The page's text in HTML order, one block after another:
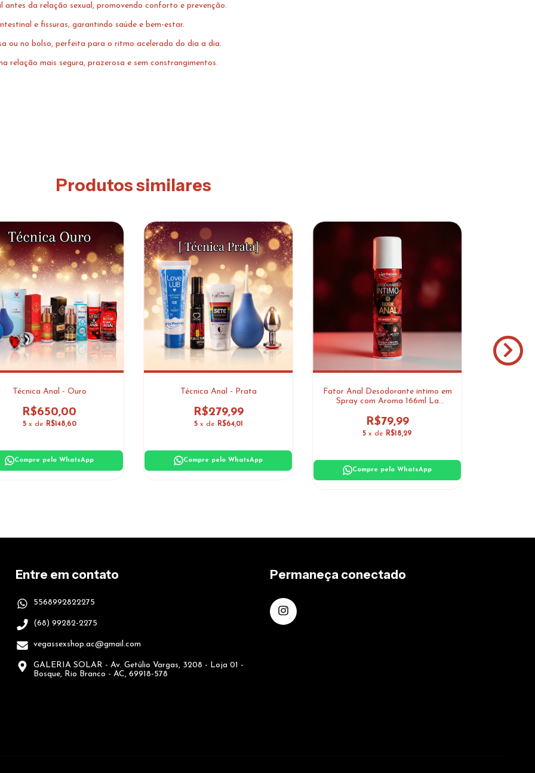
antes da relação sexual, promovendo conforto e prevenção.
e fissuras, garantindo saúde e bem-estar.
ou no bolso, perfeita para o ritmo acelerado do dia a dia.
relação mais segura, prazerosa e sem constrangimentos.
Produtos similares
Técnica Anal - Ouro
R$650,00
5 x de R$148,60
Compre pelo WhatsApp
Técnica Anal - Prata
R$279,99
5 x de R$64,01
Compre pelo WhatsApp
Fator Anal Desodorante intimo em
Spray com Aroma 166ml La
R$79,99
5 x de R$18,29
Compre pelo WhatsApp
Entre em contato
5568992822275
(68) 99282-2275
vegassexshop.ac@gmail.com
GALERIA SOLAR - Av. Getúlio Vargas, 3208 - Loja 01 -
Bosque, Rio Branco - AC, 69918-578
Permaneça conectado